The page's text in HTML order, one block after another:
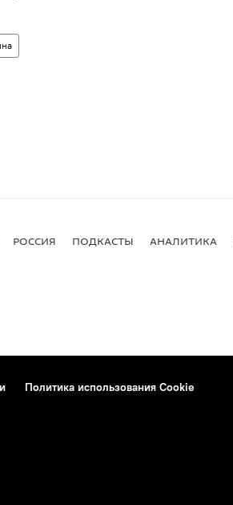
РОССИЯ ПОДКАСТЫ АНАЛИТИКА
Политика использования Cookie